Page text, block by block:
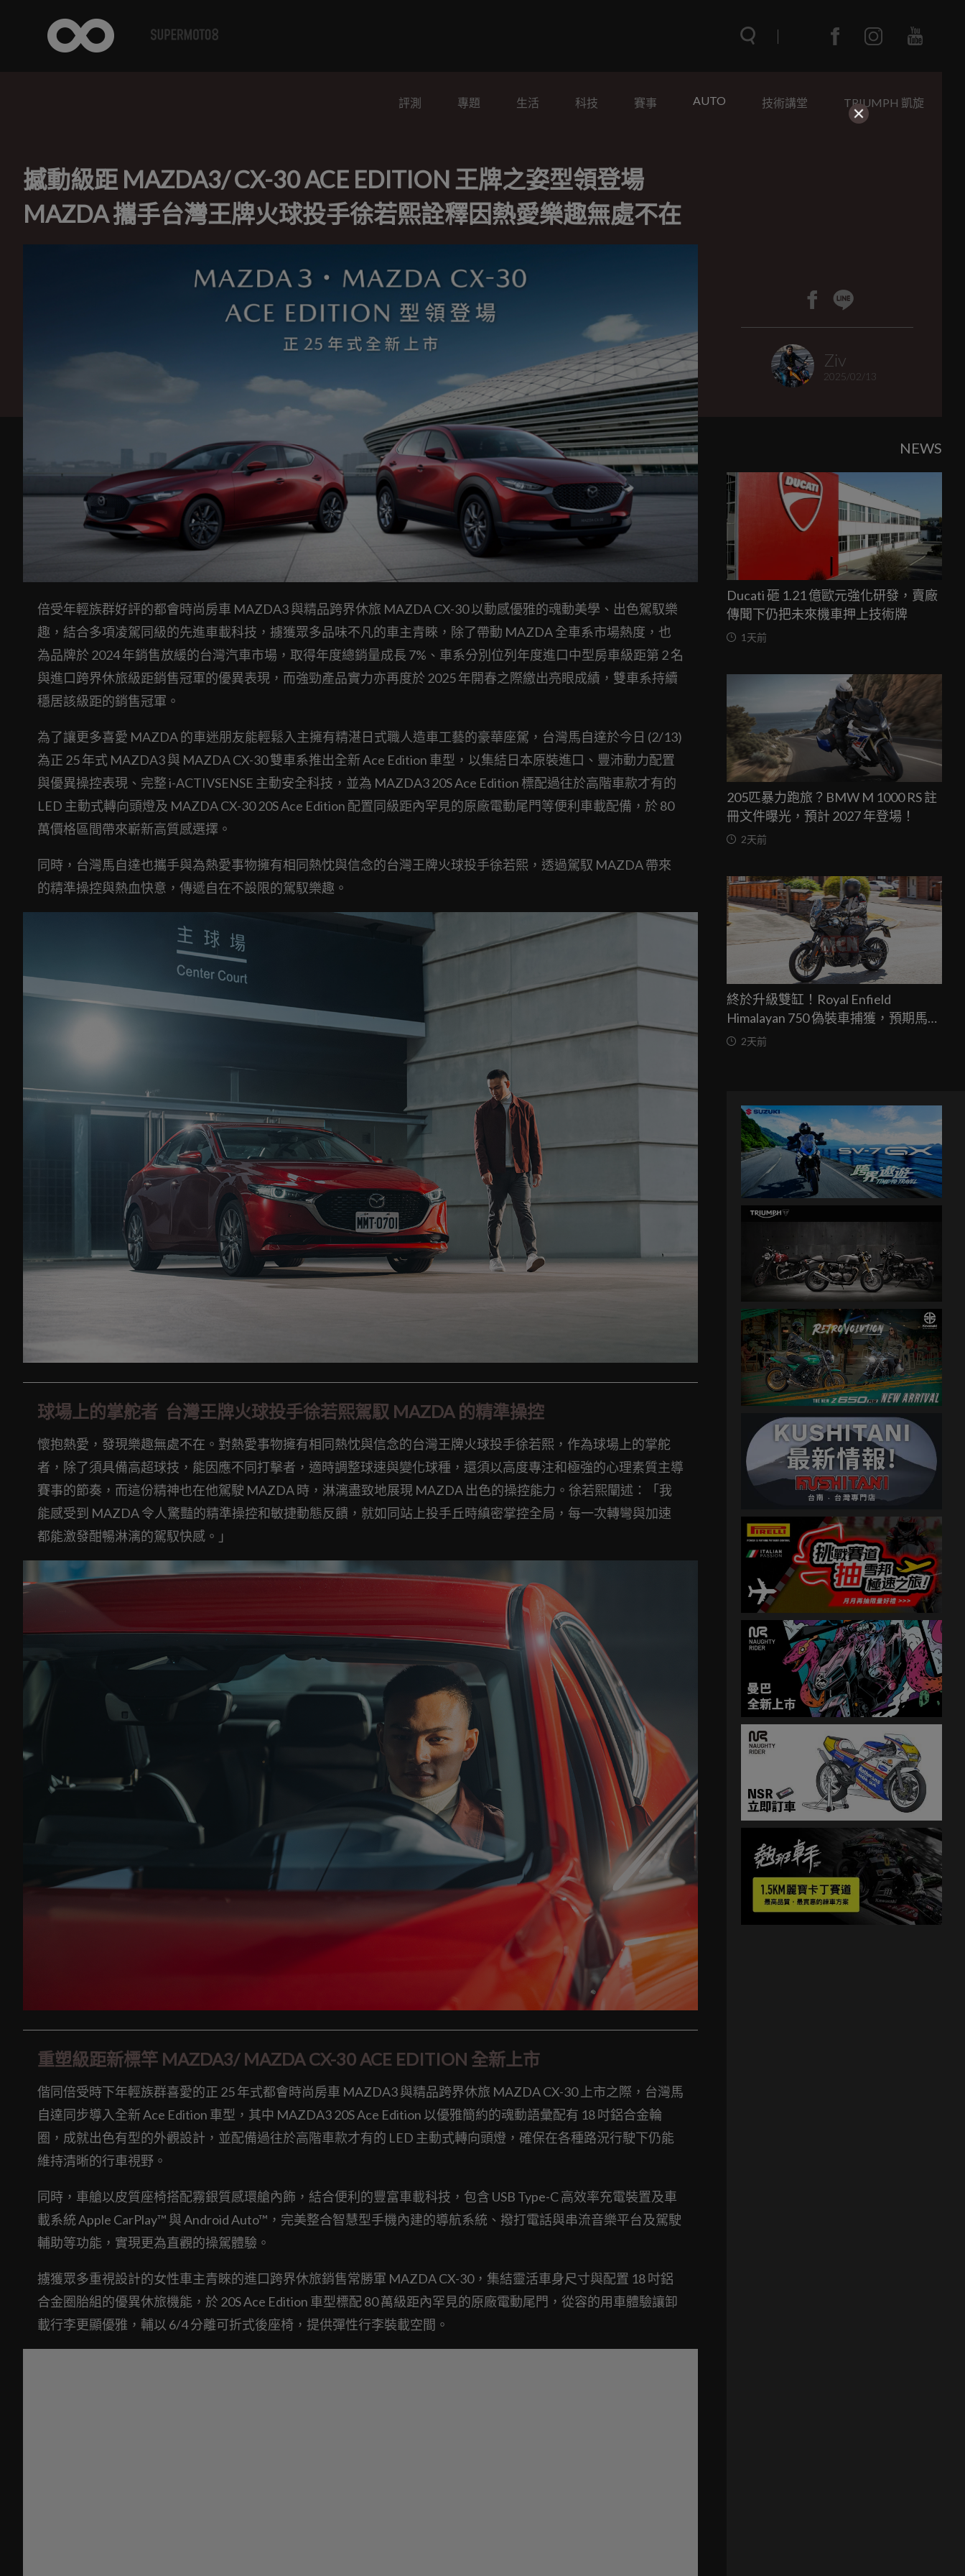
評測 專題 生活 科技 賽事 AUTO 技術講堂 TRIUMPH 凱旋
撼動級距 MAZDA3/ CX-30 ACE EDITION 王牌之姿型領登場
MAZDA 攜手台灣王牌火球投手徐若熙詮釋因熱愛樂趣無處不在
Ziv
2025/02/13
倍受年輕族群好評的都會時尚房車 MAZDA3 與精品跨界休旅 MAZDA CX-30 以動感優雅的魂動美學、出色駕馭樂
趣，結合多項凌駕同級的先進車載科技，擄獲眾多品味不凡的車主青睞，除了帶動 MAZDA 全車系市場熱度，也
為品牌於 2024 年銷售放緩的台灣汽車市場，取得年度總銷量成長 7%、車系分別位列年度進口中型房車級距第 2 名
與進口跨界休旅級距銷售冠軍的優異表現，而強勁產品實力亦再度於 2025 年開春之際繳出亮眼成績，雙車系持續
穩居該級距的銷售冠軍。
為了讓更多喜愛 MAZDA 的車迷朋友能輕鬆入主擁有精湛日式職人造車工藝的豪華座駕，台灣馬自達於今日 (2/13)
為正 25 年式 MAZDA3 與 MAZDA CX-30 雙車系推出全新 Ace Edition 車型，以集結日本原裝進口、豐沛動力配置
與優異操控表現、完整 i-ACTIVSENSE 主動安全科技，並為 MAZDA3 20S Ace Edition 標配過往於高階車款才有的
LED 主動式轉向頭燈及 MAZDA CX-30 20S Ace Edition 配置同級距內罕見的原廠電動尾門等便利車載配備，於 80
萬價格區間帶來嶄新高質感選擇。
同時，台灣馬自達也攜手與為熱愛事物擁有相同熱忱與信念的台灣王牌火球投手徐若熙，透過駕馭 MAZDA 帶來
的精準操控與熱血快意，傳遞自在不設限的駕馭樂趣。
球場上的掌舵者 台灣王牌火球投手徐若熙駕馭 MAZDA 的精準操控
懷抱熱愛，發現樂趣無處不在。對熱愛事物擁有相同熱忱與信念的台灣王牌火球投手徐若熙，作為球場上的掌舵
者，除了須具備高超球技，能因應不同打擊者，適時調整球速與變化球種，還須以高度專注和極強的心理素質主導
賽事的節奏，而這份精神也在他駕駛 MAZDA 時，淋漓盡致地展現 MAZDA 出色的操控能力。徐若熙闡述：「我
能感受到 MAZDA 令人驚豔的精準操控和敏捷動態反饋，就如同站上投手丘時縝密掌控全局，每一次轉彎與加速
都能激發酣暢淋漓的駕馭快感。」
重塑級距新標竿 MAZDA3/ MAZDA CX-30 ACE EDITION 全新上市
偕同倍受時下年輕族群喜愛的正 25 年式都會時尚房車 MAZDA3 與精品跨界休旅 MAZDA CX-30 上市之際，台灣馬
自達同步導入全新 Ace Edition 車型，其中 MAZDA3 20S Ace Edition 以優雅簡約的魂動語彙配有 18 吋鋁合金輪
圈，成就出色有型的外觀設計，並配備過往於高階車款才有的 LED 主動式轉向頭燈，確保在各種路況行駛下仍能
維持清晰的行車視野。
同時，車艙以皮質座椅搭配霧銀質感環艙內飾，結合便利的豐富車載科技，包含 USB Type-C 高效率充電裝置及車
載系統 Apple CarPlay™ 與 Android Auto™，完美整合智慧型手機內建的導航系統、撥打電話與串流音樂平台及駕駛
輔助等功能，實現更為直觀的操駕體驗。
擄獲眾多重視設計的女性車主青睞的進口跨界休旅銷售常勝軍 MAZDA CX-30，集結靈活車身尺寸與配置 18 吋鋁
合金圈胎組的優異休旅機能，於 20S Ace Edition 車型標配 80 萬級距內罕見的原廠電動尾門，從容的用車體驗讓卸
載行李更顯優雅，輔以 6/4 分離可折式後座椅，提供彈性行李裝載空間。
NEWS
Ducati 砸 1.21 億歐元強化研發，賣廠
傳聞下仍把未來機車押上技術牌
1天前
205匹暴力跑旅？BMW M 1000 RS 註
冊文件曝光，預計 2027 年登場！
2天前
終於升級雙缸！Royal Enfield
Himalayan 750 偽裝車捕獲，預期馬力
突破67匹，最快米蘭車展亮相
2天前